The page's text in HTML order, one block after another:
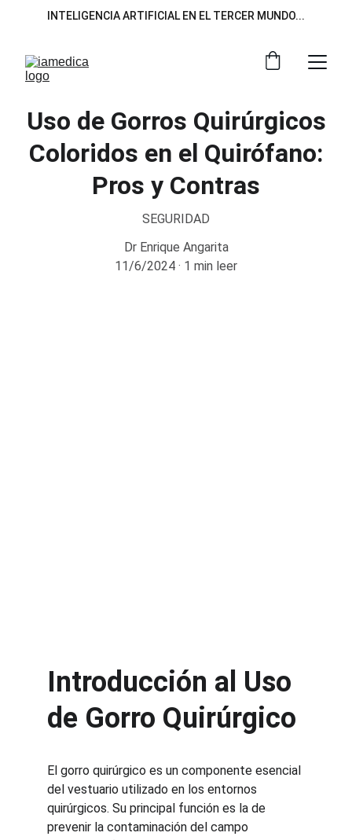
INTELIGENCIA ARTIFICIAL EN EL TERCER MUNDO...
Uso de Gorros Quirúrgicos
Coloridos en el Quirófano:
Pros y Contras
SEGURIDAD
Dr Enrique Angarita
11/6/2024
1 min leer
Introducción al Uso
de Gorro Quirúrgico
El gorro quirúrgico es un componente esencial
del vestuario utilizado en los entornos
quirúrgicos. Su principal función es la de
prevenir la contaminación del campo